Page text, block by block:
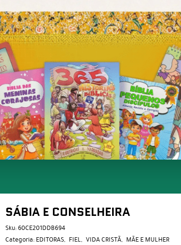
SÁBIA E CONSELHEIRA
Sku: 60CE201DDB694
Categoria: EDITORAS FIEL VIDA CRISTÃ MÃE E MULHER